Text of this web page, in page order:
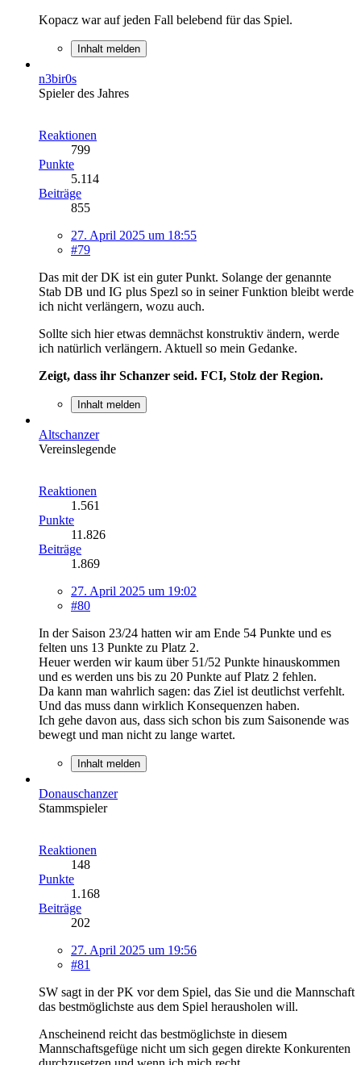
Kopacz war auf jeden Fall belebend für das Spiel.
Inhalt melden
n3bir0s
Spieler des Jahres
Reaktionen
799
Punkte
5.114
Beiträge
855
27. April 2025 um 18:55
#79
Das mit der DK ist ein guter Punkt. Solange der genannte
Stab DB und IG plus Spezl so in seiner Funktion bleibt werde
ich nicht verlängern, wozu auch.
Sollte sich hier etwas demnächst konstruktiv ändern, werde
ich natürlich verlängern. Aktuell so mein Gedanke.
Zeigt, dass ihr Schanzer seid. FCI, Stolz der Region.
Inhalt melden
Altschanzer
Vereinslegende
Reaktionen
1.561
Punkte
11.826
Beiträge
1.869
27. April 2025 um 19:02
#80
In der Saison 23/24 hatten wir am Ende 54 Punkte und es
felten uns 13 Punkte zu Platz 2.
Heuer werden wir kaum über 51/52 Punkte hinauskommen
und es werden uns bis zu 20 Punkte auf Platz 2 fehlen.
Da kann man wahrlich sagen: das Ziel ist deutlichst verfehlt.
Und das muss dann wirklich Konsequenzen haben.
Ich gehe davon aus, dass sich schon bis zum Saisonende was
bewegt und man nicht zu lange wartet.
Inhalt melden
Donauschanzer
Stammspieler
Reaktionen
148
Punkte
1.168
Beiträge
202
27. April 2025 um 19:56
#81
SW sagt in der PK vor dem Spiel, das Sie und die Mannschaft
das bestmöglichste aus dem Spiel herausholen will.
Anscheinend reicht das bestmöglichste in diesem
Mannschaftsgefüge nicht um sich gegen direkte Konkurenten